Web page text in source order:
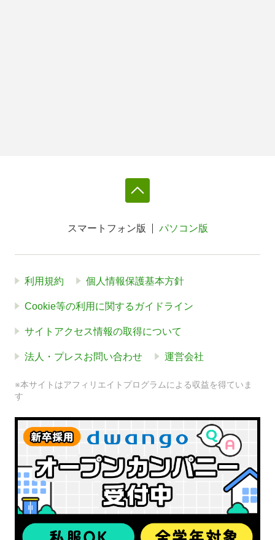
スマートフォン版 パソコン版
利用規約 個人情報保護基本方針
Cookie等の利用に関するガイドライン
サイトアクセス情報の取得について
法人・プレスお問い合わせ 運営会社
※本サイトはアフィリエイトプログラムによる収益を得ていま
す